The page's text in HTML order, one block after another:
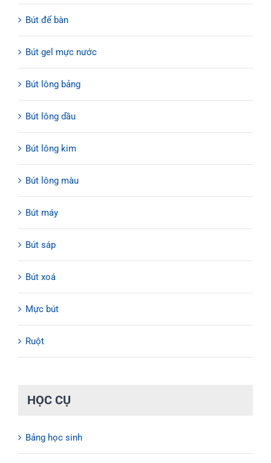
Bút để bàn
Bút gel mực nước
Bút lông bảng
Bút lông dầu
Bút lông kim
Bút lông màu
Bút máy
Bút sáp
Bút xoá
Mực bút
Ruột
HỌC CỤ
Bảng học sinh